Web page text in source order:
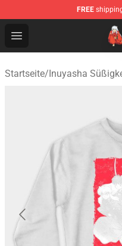
FREE
Open menu
Inuyasha Store -
Startseite/Inuyasha